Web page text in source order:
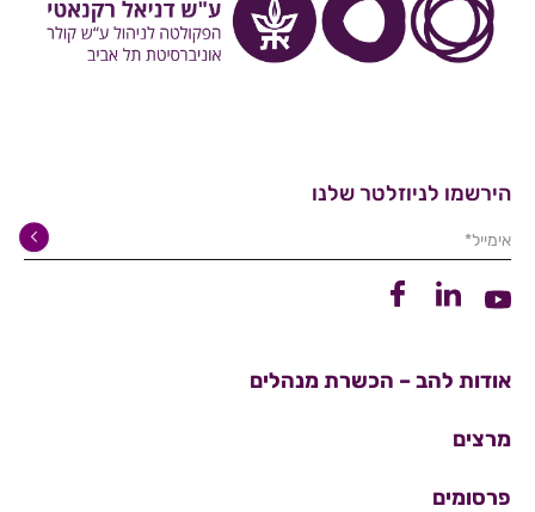
הירשמו לניוזלטר שלנו
אימייל*
קישור ליוטיובקישור ללינקדיןקישור לפייסבוק
אודות להב – הכשרת מנהלים
מרצים
פרסומים